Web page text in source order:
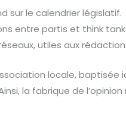
sur le calendrier législatif.
entre partis et think
utiles aux
locale, baptisée
la fabrique de